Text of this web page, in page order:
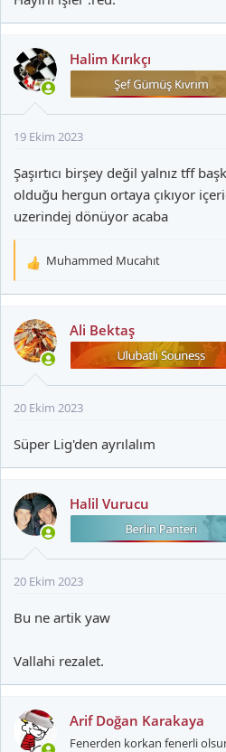
Halim Kırıkçı
19 Ekim 2023
Şaşırtıcı birşey değil yalnız tff
olduğu hergun ortaya çıkıyor
uzerindej dönüyor acaba
T
k
i
l
:
Muhammed Mucahıt
Ali Bektaş
20 Ekim 2023
Süper Lig'den ayrılalım
Halil Vurucu
20 Ekim 2023
Bu ne artik yaw
Vallahi rezalet.
Arif Doğan Karakaya
Fenerden korkan fenerli